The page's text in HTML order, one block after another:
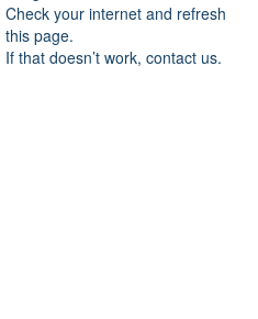
Check your internet and refresh
this page.
If that doesn’t work, contact us.